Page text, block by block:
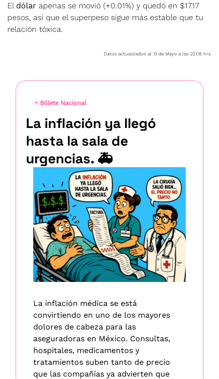
El dólar apenas se movió (+0.01%) y quedó en $17.17
pesos, así que el superpeso sigue más estable que tu
relación tóxica.
Datos actualizados al 13 de Mayo a las 22:08 hrs.
→ Billete Nacional
La inflación ya llegó
hasta la sala de
urgencias. 🚑
La inflación médica se está
convirtiendo en uno de los mayores
dolores de cabeza para las
aseguradoras en México. Consultas,
hospitales, medicamentos y
tratamientos suben tanto de precio
que las compañías ya advierten que